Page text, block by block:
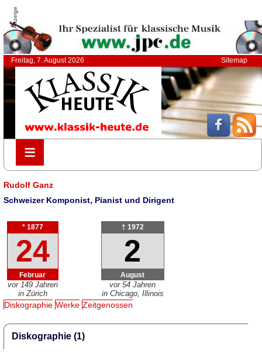
Anzeige
Freitag, 7. August 2026 Sitemap
≡
≡
Rudolf Ganz
Schweizer Komponist, Pianist und Dirigent
* 1877
24
Februar
vor 149 Jahren
in Zürich
† 1972
2
August
vor 54 Jahren
in Chicago, Illinois
Diskographie Werke Zeitgenossen
Diskographie (1)